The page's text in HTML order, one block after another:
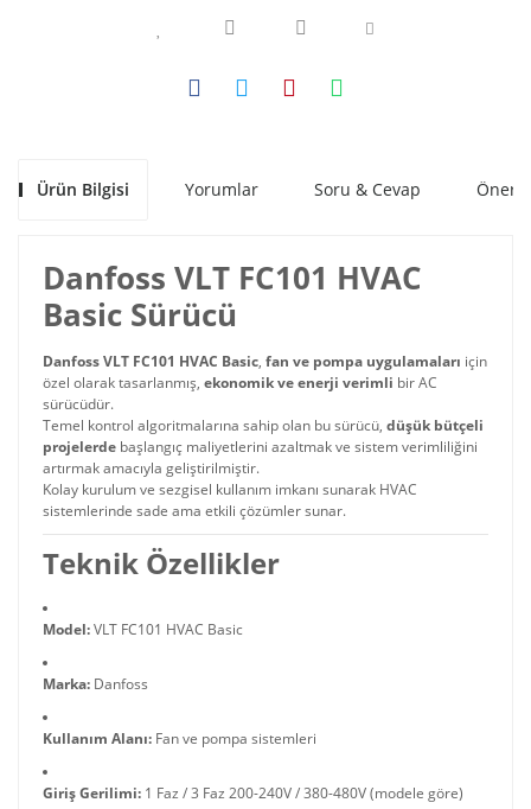
Ürün Bilgisi Yorumlar Soru & Cevap
Danfoss VLT FC101 HVAC
Basic Sürücü
Danfoss VLT FC101 HVAC Basic, fan ve pompa uygulamaları için
özel olarak tasarlanmış, ekonomik ve enerji verimli bir AC
sürücüdür.
Temel kontrol algoritmalarına sahip olan bu sürücü, düşük bütçeli
projelerde başlangıç maliyetlerini azaltmak ve sistem verimliliğini
artırmak amacıyla geliştirilmiştir.
Kolay kurulum ve sezgisel kullanım imkanı sunarak HVAC
sistemlerinde sade ama etkili çözümler sunar.
Teknik Özellikler
Model:VLT FC101 HVAC Basic
Marka: Danfoss
Kullanım Alanı: Fan ve pompa sistemleri
Giriş Gerilimi: 1 Faz / 3 Faz 200-240V / 380-480V (modele göre)